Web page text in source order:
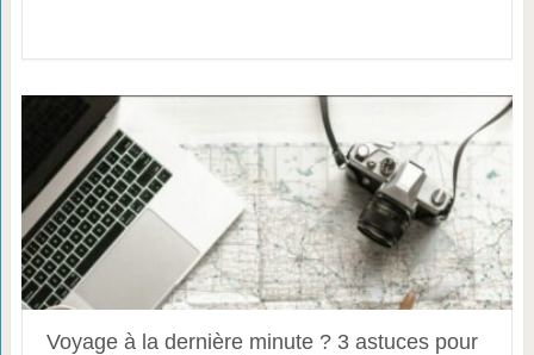
Voyage à la dernière minute ? 3 astuces pour